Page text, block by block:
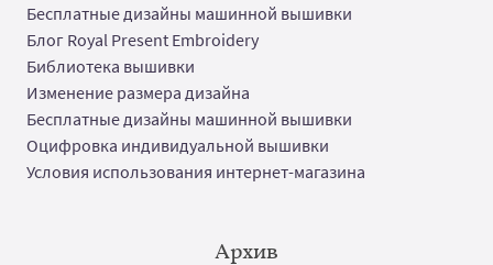
Бесплатные дизайны машинной вышивки
Блог Royal Present Embroidery
Библиотека вышивки
Изменение размера дизайна
Бесплатные дизайны машинной вышивки
Оцифровка индивидуальной вышивки
Условия использования интернет-магазина
Архив